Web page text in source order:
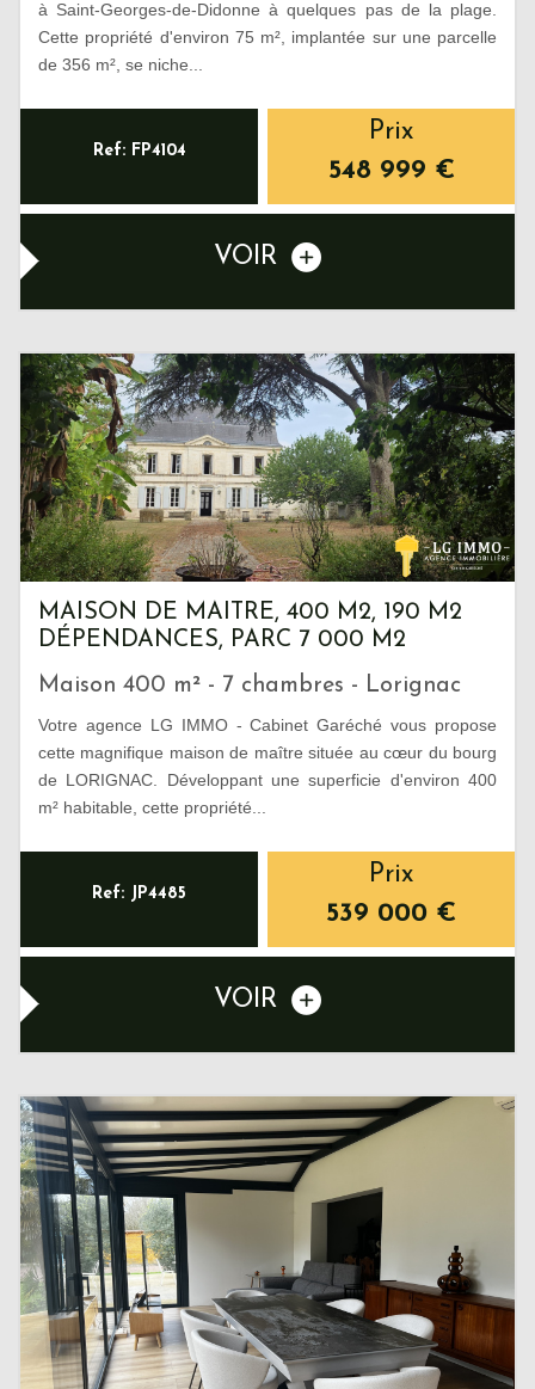
à Saint-Georges-de-Didonne à quelques pas de la plage.
Cette propriété d'environ 75 m², implantée sur une parcelle
de 356 m², se niche...
Ref: FP4104
Prix
548 999 €
VOIR
MAISON DE MAITRE, 400 M2, 190 M2
DÉPENDANCES, PARC 7 000 M2
Maison 400 m² - 7 chambres - Lorignac
Votre agence LG IMMO - Cabinet Garéché vous propose
cette magnifique maison de maître située au cœur du bourg
de LORIGNAC. Développant une superficie d'environ 400
m² habitable, cette propriété...
Ref: JP4485
Prix
539 000 €
VOIR